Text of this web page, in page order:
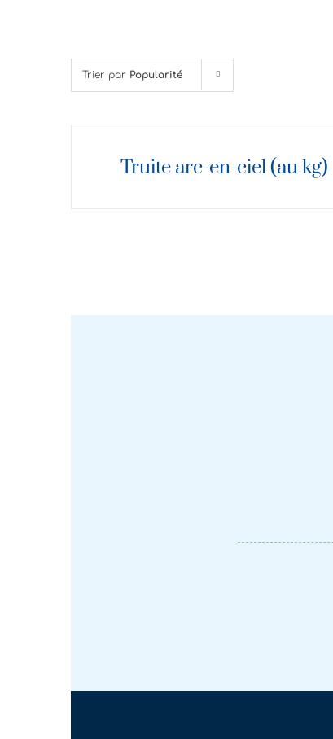
Trier par Popularité
Truite arc-en-ciel (au kg)